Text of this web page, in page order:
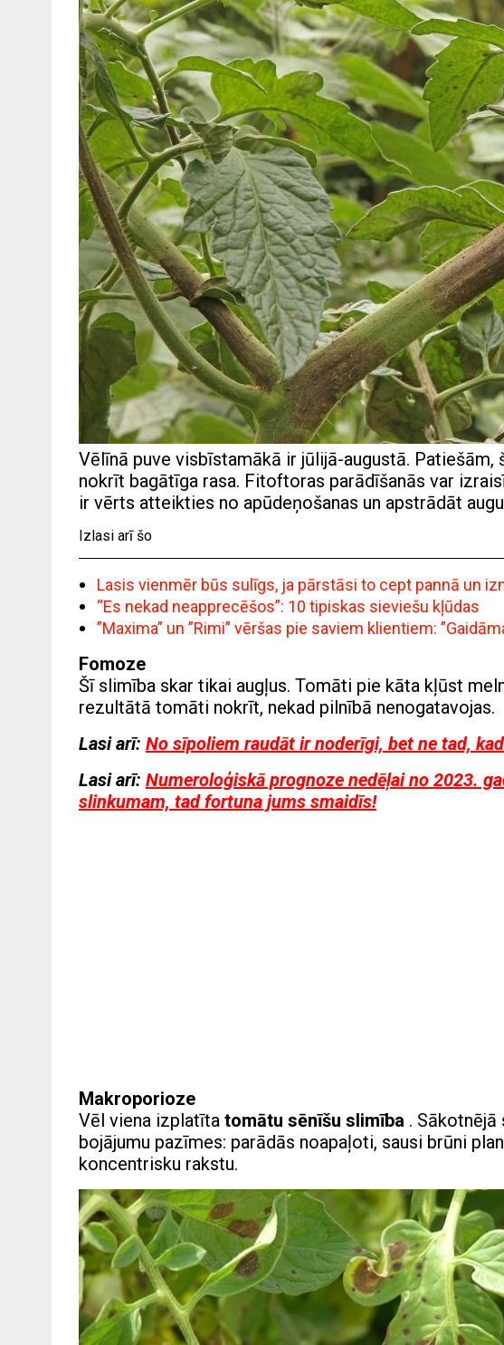
Vēlīnā puve visbīstamākā ir jūlijā-augustā.
nokrīt bagātīga rasa. Fitoftoras parādīšanās var
ir vērts atteikties no apūdeņošanas un apstrādāt
Izlasi arī šo
Lasis vienmēr būs sulīgs, ja pārstāsi to cept pannā un
“Es nekad neapprecēšos”: 10 tipiskas sieviešu kļūdas
”Maxima” un ”Rimi” vēršas pie saviem klientiem:
Fomoze
Šī slimība skar tikai augļus. Tomāti pie kāta kļūst
rezultātā tomāti nokrīt, nekad pilnībā nenogatavojas.
Lasi arī: No sīpoliem raudāt ir noderīgi, bet ne tad,
Lasi arī: Numeroloģiskā prognoze nedēļai no 2023.
slinkumam, tad fortuna jums smaidīs!
Makroporioze
Vēl viena izplatīta tomātu sēnīšu slimība . Sākotnējā
bojājumu pazīmes: parādās noapaļoti, sausi brūni
koncentrisku rakstu.